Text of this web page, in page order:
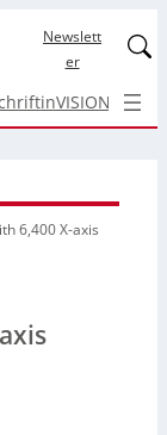
Newslett
er
inVISION Top
6,400X-axis